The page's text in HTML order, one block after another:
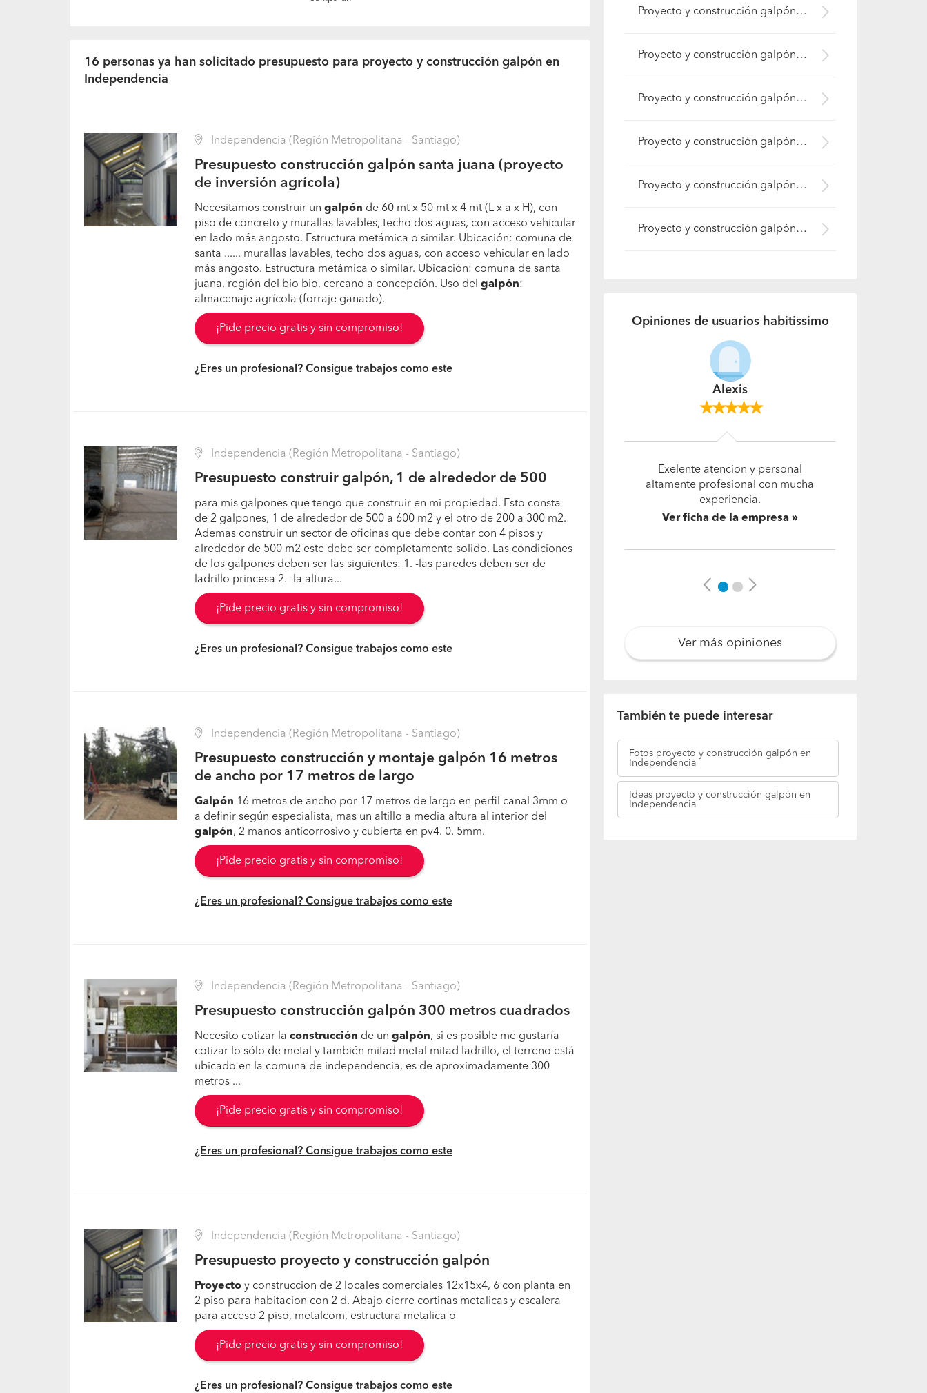
16 personas ya han solicitado presupuesto para proyecto y construcción galpón en
Independencia
Independencia (Región Metropolitana - Santiago)
Presupuesto construcción galpón santa juana (proyecto
de inversión agrícola)
Necesitamos construir un galpón de 60 mt x 50 mt x 4 mt (L x a x H), con
piso de concreto y murallas lavables, techo dos aguas, con acceso vehicular
en lado más angosto. Estructura metámica o similar. Ubicación: comuna de
santa ...... murallas lavables, techo dos aguas, con acceso vehicular en lado
más angosto. Estructura metámica o similar. Ubicación: comuna de santa
juana, región del bio bio, cercano a concepción. Uso del galpón:
almacenaje agrícola (forraje ganado).
¡Pide precio gratis y sin compromiso!
¿Eres un profesional? Consigue trabajos como este
Independencia (Región Metropolitana - Santiago)
Presupuesto construir galpón, 1 de alrededor de 500
para mis galpones que tengo que construir en mi propiedad. Esto consta
de 2 galpones, 1 de alrededor de 500 a 600 m2 y el otro de 200 a 300 m2.
Ademas construir un sector de oficinas que debe contar con 4 pisos y
alrededor de 500 m2 este debe ser completamente solido. Las condiciones
de los galpones deben ser las siguientes: 1. -las paredes deben ser de
ladrillo princesa 2. -la altura...
¡Pide precio gratis y sin compromiso!
¿Eres un profesional? Consigue trabajos como este
Independencia (Región Metropolitana - Santiago)
Presupuesto construcción y montaje galpón 16 metros
de ancho por 17 metros de largo
Galpón 16 metros de ancho por 17 metros de largo en perfil canal 3mm o
a definir según especialista, mas un altillo a media altura al interior del
galpón, 2 manos anticorrosivo y cubierta en pv4. 0. 5mm.
¡Pide precio gratis y sin compromiso!
¿Eres un profesional? Consigue trabajos como este
Independencia (Región Metropolitana - Santiago)
Presupuesto construcción galpón 300 metros cuadrados
Necesito cotizar la construcción de un galpón, si es posible me gustaría
cotizar lo sólo de metal y también mitad metal mitad ladrillo, el terreno está
ubicado en la comuna de independencia, es de aproximadamente 300
metros ...
¡Pide precio gratis y sin compromiso!
¿Eres un profesional? Consigue trabajos como este
Independencia (Región Metropolitana - Santiago)
Presupuesto proyecto y construcción galpón
Proyecto y construccion de 2 locales comerciales 12x15x4, 6 con planta en
2 piso para habitacion con 2 d. Abajo cierre cortinas metalicas y escalera
para acceso 2 piso, metalcom, estructura metalica o
¡Pide precio gratis y sin compromiso!
¿Eres un profesional? Consigue trabajos como este
Proyecto y construcción galpón (Renca)
Proyecto y construcción galpón (Huechuraba)
Proyecto y construcción galpón (Estación Central )
Proyecto y construcción galpón (Cerro Navia)
Proyecto y construcción galpón (Lo Prado)
Proyecto y construcción galpón (Ñuñoa)
Opiniones de usuarios habitissimo
Maria esther mercado
Un día ,quería trabajo de
carpintería un closet
empotrado,un familiar me dio su
numero y lo llame para el trabajo
También te puede interesar
Fotos proyecto y construcción galpón en
Independencia